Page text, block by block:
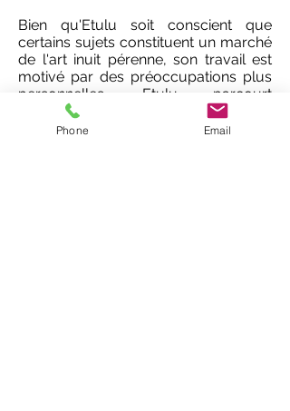
Bien qu'Etulu soit conscient que
certains sujets constituent un marché
de l'art inuit pérenne, son travail est
motivé par des préoccupations plus
personnelles. Etulu parcourt
maintenant l'Arctique en tant que
chanteuse de musique folklorique
Phone Email